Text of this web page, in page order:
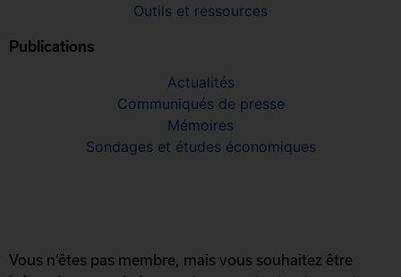
Outils et ressources
Publications
Actualités
Communiqués de presse
Mémoires
Sondages et études économiques
Vous n’êtes pas membre, mais vous souhaitez être